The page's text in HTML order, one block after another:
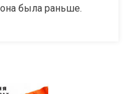
была раньше.